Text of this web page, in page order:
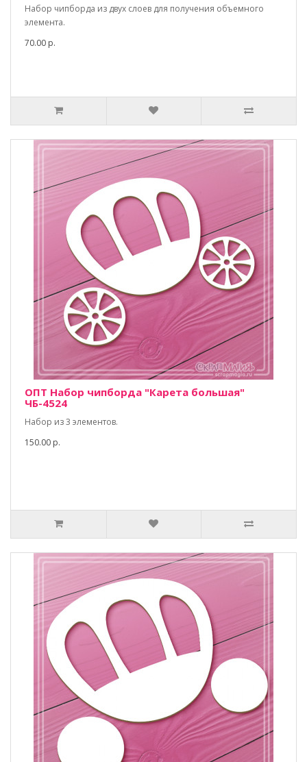
Набор чипборда из двух слоев для получения объемного
элемента.
70.00 р.
ОПТ Набор чипборда "Карета большая"
ЧБ-4524
Набор из 3 элементов.
150.00 р.